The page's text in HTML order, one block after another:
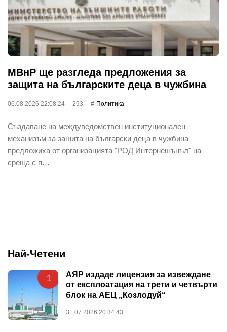
МВнР ще разгледа предложения за
защита на българските деца в чужбина
06.08.2026 22:08:24 293 Политика
Създаване на междуведомствен институционален
механизъм за защита на български деца в чужбина
предложиха от организацията "РОД Интернешънъл" на
среща с п…
Най-Четени
1
АЯР издаде лицензия за извеждане
от експлоатация на трети и четвърти
блок на АЕЦ „Козлодуй“
31.07.2026 20:34:43